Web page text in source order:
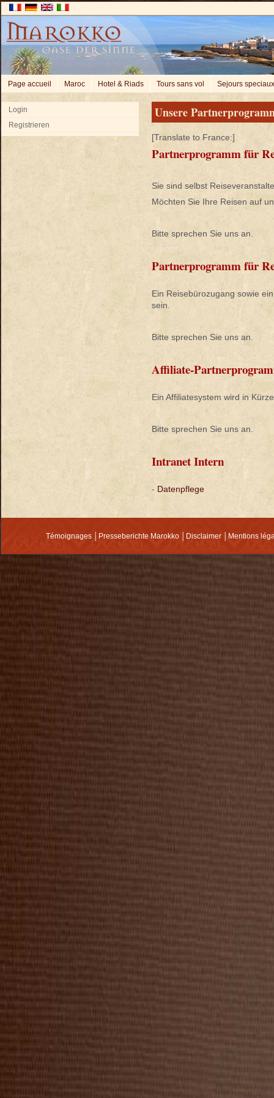
Page accueil Maroc Hotel & Riads Tours sans vol Sejours speciaux
Login
Registrieren
Unsere
[Translate to France:]
Partnerprogramm für
Sie sind selbst
Möchten Sie Ihre Reisen auf
Bitte sprechen Sie uns an.
Partnerprogramm für
Ein Reisebürozugang sowie
sein.
Bitte sprechen Sie uns an.
Affiliate-
Ein Affiliatesystem wird in
Bitte sprechen Sie uns an.
Intranet Intern
- Datenpflege
Témoignages Presseberichte Marokko Disclaimer Mentions